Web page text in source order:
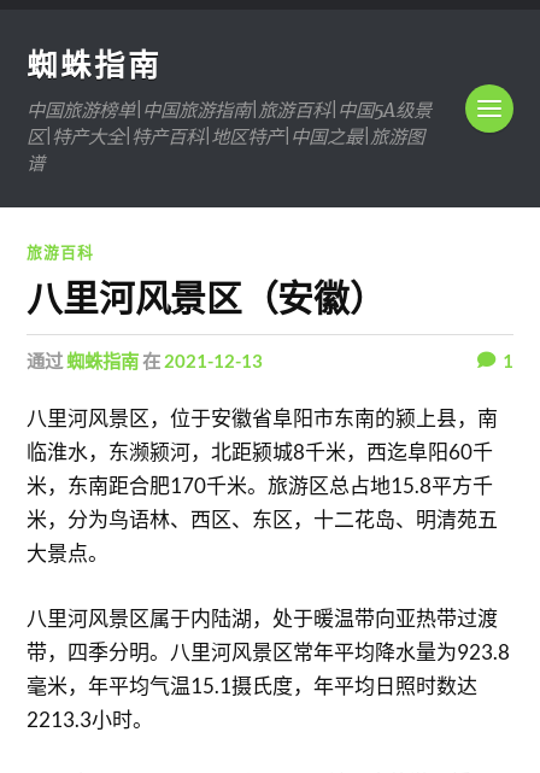
蜘蛛指南
中国旅游榜单|中国旅游指南|旅游百科|中国5A级景
区|特产大全|特产百科|地区特产|中国之最|旅游图
谱
旅游百科
八里河风景区（安徽）
通过蜘蛛指南在 2021-12-13 1
八里河风景区，位于安徽省阜阳市东南的颍上县，南
临淮水，东濒颍河，北距颍城8千米，西迄阜阳60千
米，东南距合肥170千米。旅游区总占地15.8平方千
米，分为鸟语林、西区、东区，十二花岛、明清苑五
大景点。
八里河风景区属于内陆湖，处于暖温带向亚热带过渡
带，四季分明。八里河风景区常年平均降水量为923.8
毫米，年平均气温15.1摄氏度，年平均日照时数达
2213.3小时。